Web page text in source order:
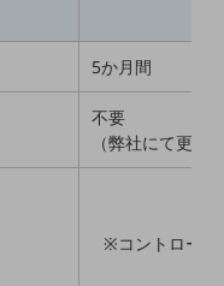
5か月間
不要
（弊社にて更新
※コントロール